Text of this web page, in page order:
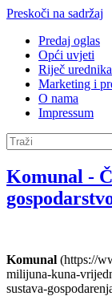
Preskoči na sadržaj
Predaj oglas
Opći uvjeti
Riječ urednika
Marketing i
O nama
Impressum
Komunal -
Komunal (https://
milijuna-kuna-
sustava-